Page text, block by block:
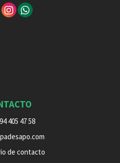
405 47 58
de contacto